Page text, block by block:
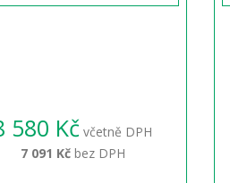
580 Kč včetně DPH
7 091 Kčbez DPH